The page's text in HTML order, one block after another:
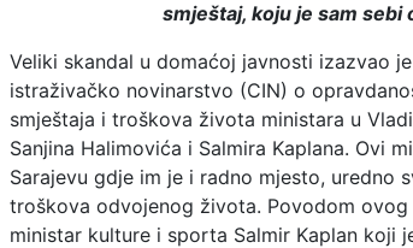
smještaj, koju je sam sebi
Veliki skandal u domaćoj javnosti izazvao je
istraživačko novinarstvo (CIN) o
smještaja i troškova života ministara u
Sanjina Halimovića i Salmira Kaplana. Ovi
Sarajevu gdje im je i radno mjesto, uredno
troškova odvojenog života. Povodom
ministar kulture i sporta Salmir Kaplan koji